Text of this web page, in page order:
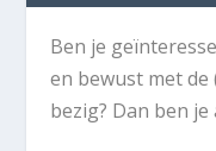
Ben je
en bewust met
bezig? Dan ben